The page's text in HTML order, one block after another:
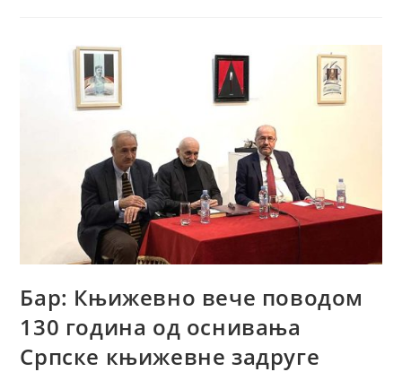
Бар: Књижевно вече поводом
130 година од оснивања
Српске књижевне задруге